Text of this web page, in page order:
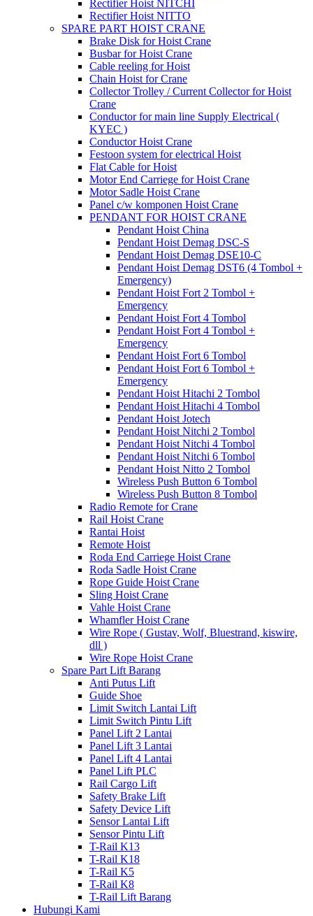
Rectifier Hoist NITCHI
Rectifier Hoist NITTO
SPARE PART HOIST CRANE
Brake Disk for Hoist Crane
Busbar for Hoist Crane
Cable reeling for Hoist
Chain Hoist for Crane
Collector Trolley / Current Collector for Hoist
Crane
Conductor for main line Supply Electrical (
KYEC )
Conductor Hoist Crane
Festoon system for electrical Hoist
Flat Cable for Hoist
Motor End Carriege for Hoist Crane
Motor Sadle Hoist Crane
Panel c/w komponen Hoist Crane
PENDANT FOR HOIST CRANE
Pendant Hoist China
Pendant Hoist Demag DSC-S
Pendant Hoist Demag DSE10-C
Pendant Hoist Demag DST6 (4 Tombol +
Emergency)
Pendant Hoist Fort 2 Tombol +
Emergency
Pendant Hoist Fort 4 Tombol
Pendant Hoist Fort 4 Tombol +
Emergency
Pendant Hoist Fort 6 Tombol
Pendant Hoist Fort 6 Tombol +
Emergency
Pendant Hoist Hitachi 2 Tombol
Pendant Hoist Hitachi 4 Tombol
Pendant Hoist Jotech
Pendant Hoist Nitchi 2 Tombol
Pendant Hoist Nitchi 4 Tombol
Pendant Hoist Nitchi 6 Tombol
Pendant Hoist Nitto 2 Tombol
Wireless Push Button 6 Tombol
Wireless Push Button 8 Tombol
Radio Remote for Crane
Rail Hoist Crane
Rantai Hoist
Remote Hoist
Roda End Carriege Hoist Crane
Roda Sadle Hoist Crane
Rope Guide Hoist Crane
Sling Hoist Crane
Vahle Hoist Crane
Whamfler Hoist Crane
Wire Rope ( Gustav, Wolf, Bluestrand, kiswire,
dll )
Wire Rope Hoist Crane
Spare Part Lift Barang
Anti Putus Lift
Guide Shoe
Limit Switch Lantai Lift
Limit Switch Pintu Lift
Panel Lift 2 Lantai
Panel Lift 3 Lantai
Panel Lift 4 Lantai
Panel Lift PLC
Rail Cargo Lift
Safety Brake Lift
Safety Device Lift
Sensor Lantai Lift
Sensor Pintu Lift
T-Rail K13
T-Rail K18
T-Rail K5
T-Rail K8
T-Rail Lift Barang
Hubungi Kami